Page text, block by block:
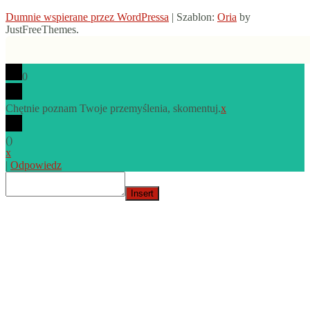
Dumnie wspierane przez WordPressa | Szablon: Oria by
JustFreeThemes.
0
Chętnie poznam Twoje przemyślenia, skomentuj.x
()
x
| Odpowiedz
Insert